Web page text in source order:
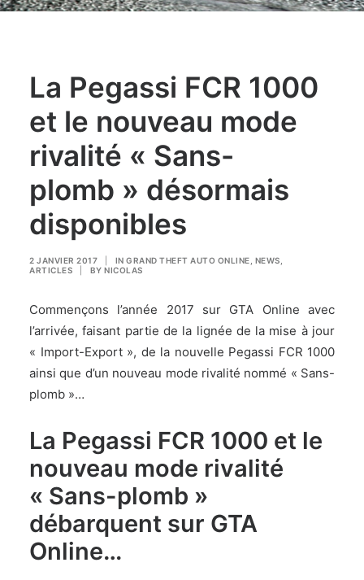
La Pegassi FCR 1000
et le nouveau mode
rivalité « Sans-
plomb » désormais
disponibles
2 JANVIER 2017 IN GRAND THEFT AUTO ONLINE NEWS
ARTICLES
BY NICOLAS
Commençons l’année 2017 sur GTA Online avec
l’arrivée, faisant partie de la lignée de la mise à jour
« Import-Export », de la nouvelle Pegassi FCR 1000
ainsi que d’un nouveau mode rivalité nommé « Sans-
plomb »…
La Pegassi FCR 1000 et le
nouveau mode rivalité
« Sans-plomb »
débarquent sur GTA
Online…